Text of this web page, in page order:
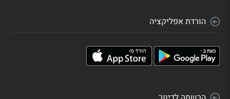
הורדת אפליקציה